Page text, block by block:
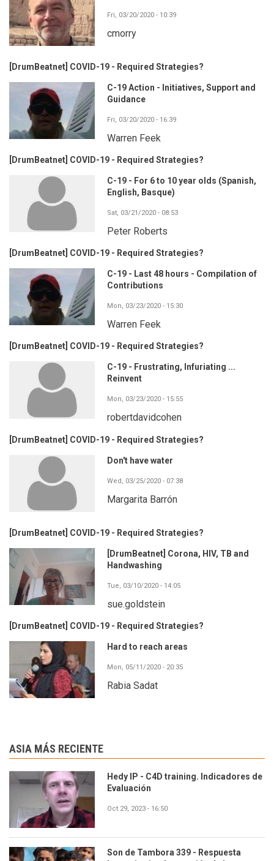
Fri, 03/20/2020 - 10:39
cmorry
[DrumBeatnet] COVID-19 - Required Strategies?
C-19 Action - Initiatives, Support and
Guidance
Fri, 03/20/2020 - 16:39
Warren Feek
[DrumBeatnet] COVID-19 - Required Strategies?
C-19 - For 6 to 10 year olds (Spanish,
English, Basque)
Sat, 03/21/2020 - 08:53
Peter Roberts
[DrumBeatnet] COVID-19 - Required Strategies?
C-19 - Last 48 hours - Compilation of
Contributions
Mon, 03/23/2020 - 15:30
Warren Feek
[DrumBeatnet] COVID-19 - Required Strategies?
C-19 - Frustrating, Infuriating ...
Reinvent
Mon, 03/23/2020 - 15:55
robertdavidcohen
[DrumBeatnet] COVID-19 - Required Strategies?
Don't have water
Wed, 03/25/2020 - 07:38
Margarita Barrón
[DrumBeatnet] COVID-19 - Required Strategies?
[DrumBeatnet] Corona, HIV, TB and
Handwashing
Tue, 03/10/2020 - 14:05
sue.goldstein
[DrumBeatnet] COVID-19 - Required Strategies?
Hard to reach areas
Mon, 05/11/2020 - 20:35
Rabia Sadat
ASIA MÁS RECIENTE
Hedy IP - C4D training. Indicadores de
Evaluación
Oct 29, 2023 - 16:50
Son de Tambora 339 - Respuesta